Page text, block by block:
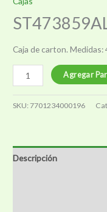
Caja de carton. Medidas:
cantidad
Agregar
SKU:7701234000196
Descripción